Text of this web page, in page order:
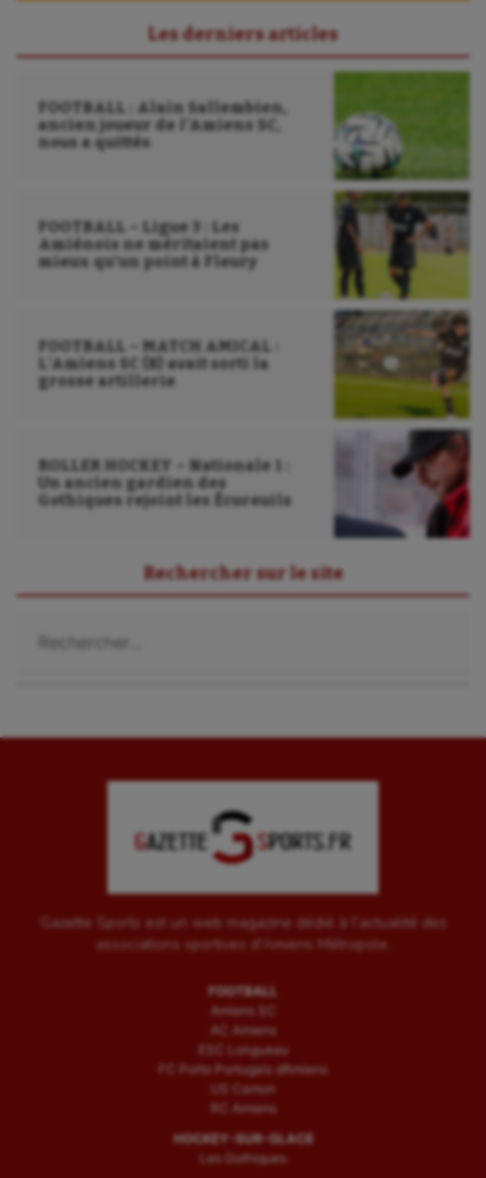
Les derniers articles
FOOTBALL : Alain Sallembien,
ancien joueur de l’Amiens SC,
nous a quittés
FOOTBALL – Ligue 3 : Les
Amiénois ne méritaient pas
mieux qu’un point à Fleury
FOOTBALL – MATCH AMICAL :
L’Amiens SC (B) avait sorti la
grosse artillerie
ROLLER HOCKEY – Nationale 1 :
Un ancien gardien des
Gothiques rejoint les Écureuils
Rechercher sur le site
Gazette Sports est un web magazine dédié à l'actualité des
associations sportives d'Amiens Métropole.
FOOTBALL
Amiens SC
AC Amiens
ESC Longueau
FC Porto Portugais d’Amiens
US Camon
RC Amiens
HOCKEY-SUR-GLACE
Les Gothiques